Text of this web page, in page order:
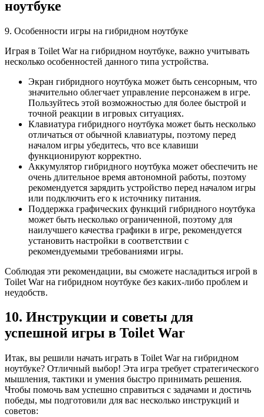
ноутбуке
9. Особенности игры на гибридном ноутбуке
Играя в Toilet War на гибридном ноутбуке, важно учитывать
несколько особенностей данного типа устройства.
Экран гибридного ноутбука может быть сенсорным, что
значительно облегчает управление персонажем в игре.
Пользуйтесь этой возможностью для более быстрой и
точной реакции в игровых ситуациях.
Клавиатура гибридного ноутбука может быть несколько
отличаться от обычной клавиатуры, поэтому перед
началом игры убедитесь, что все клавиши
функционируют корректно.
Аккумулятор гибридного ноутбука может обеспечить не
очень длительное время автономной работы, поэтому
рекомендуется зарядить устройство перед началом игры
или подключить его к источнику питания.
Поддержка графических функций гибридного ноутбука
может быть несколько ограниченной, поэтому для
наилучшего качества графики в игре, рекомендуется
установить настройки в соответствии с
рекомендуемыми требованиями игры.
Соблюдая эти рекомендации, вы сможете насладиться игрой в
Toilet War на гибридном ноутбуке без каких-либо проблем и
неудобств.
10. Инструкции и советы для
успешной игры в Toilet War
Итак, вы решили начать играть в Toilet War на гибридном
ноутбуке? Отличный выбор! Эта игра требует стратегического
мышления, тактики и умения быстро принимать решения.
Чтобы помочь вам успешно справиться с задачами и достичь
победы, мы подготовили для вас несколько инструкций и
советов: